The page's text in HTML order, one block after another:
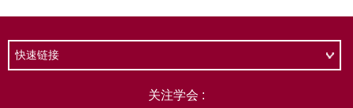
快速链接
关注学会 :